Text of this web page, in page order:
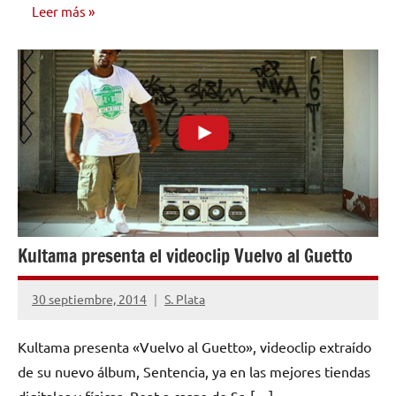
Leer más
NOTICIAS
Kultama presenta el videoclip Vuelvo al Guetto
30 septiembre, 2014 S. Plata
No
comentarios
Kultama presenta «Vuelvo al Guetto», videoclip extraído
de su nuevo álbum, Sentencia, ya en las mejores tiendas